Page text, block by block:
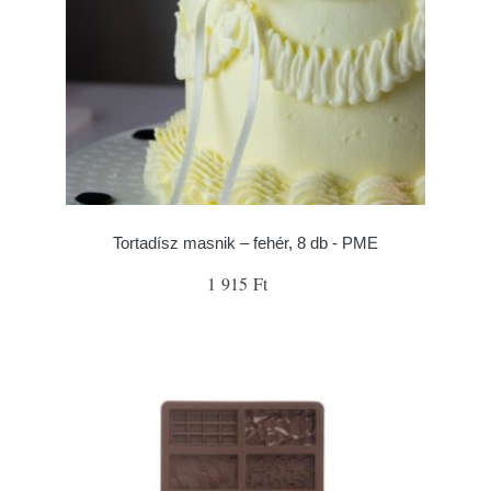
Tortadísz masnik – fehér, 8 db - PME
1 915 Ft